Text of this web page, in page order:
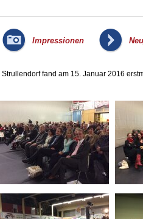
Impressionen
fand am 15. Januar 2016